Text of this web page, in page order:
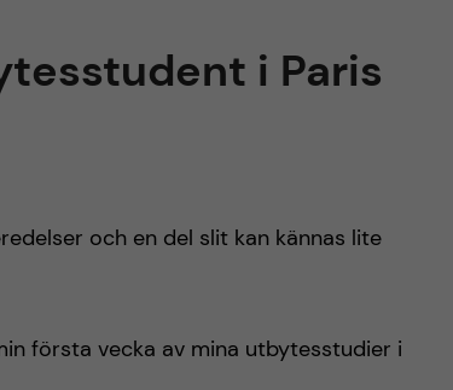
i Paris
och en del slit kan kännas lite
första vecka av mina utbytesstudier i